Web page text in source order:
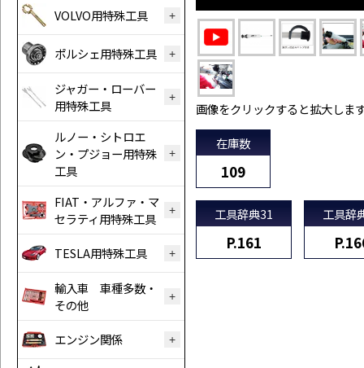
VOLVO用特殊工具
ポルシェ用特殊工具
ジャガー・ローバー
用特殊工具
ルノー・シトロエ
ン・プジョー用特殊
工具
FIAT・アルファ・マ
セラティ用特殊工具
TESLA用特殊工具
輸入車 車種多数・
その他
エンジン関係
画像をクリックすると拡大しま
在庫数
109
工具辞典31
P.161
工具辞